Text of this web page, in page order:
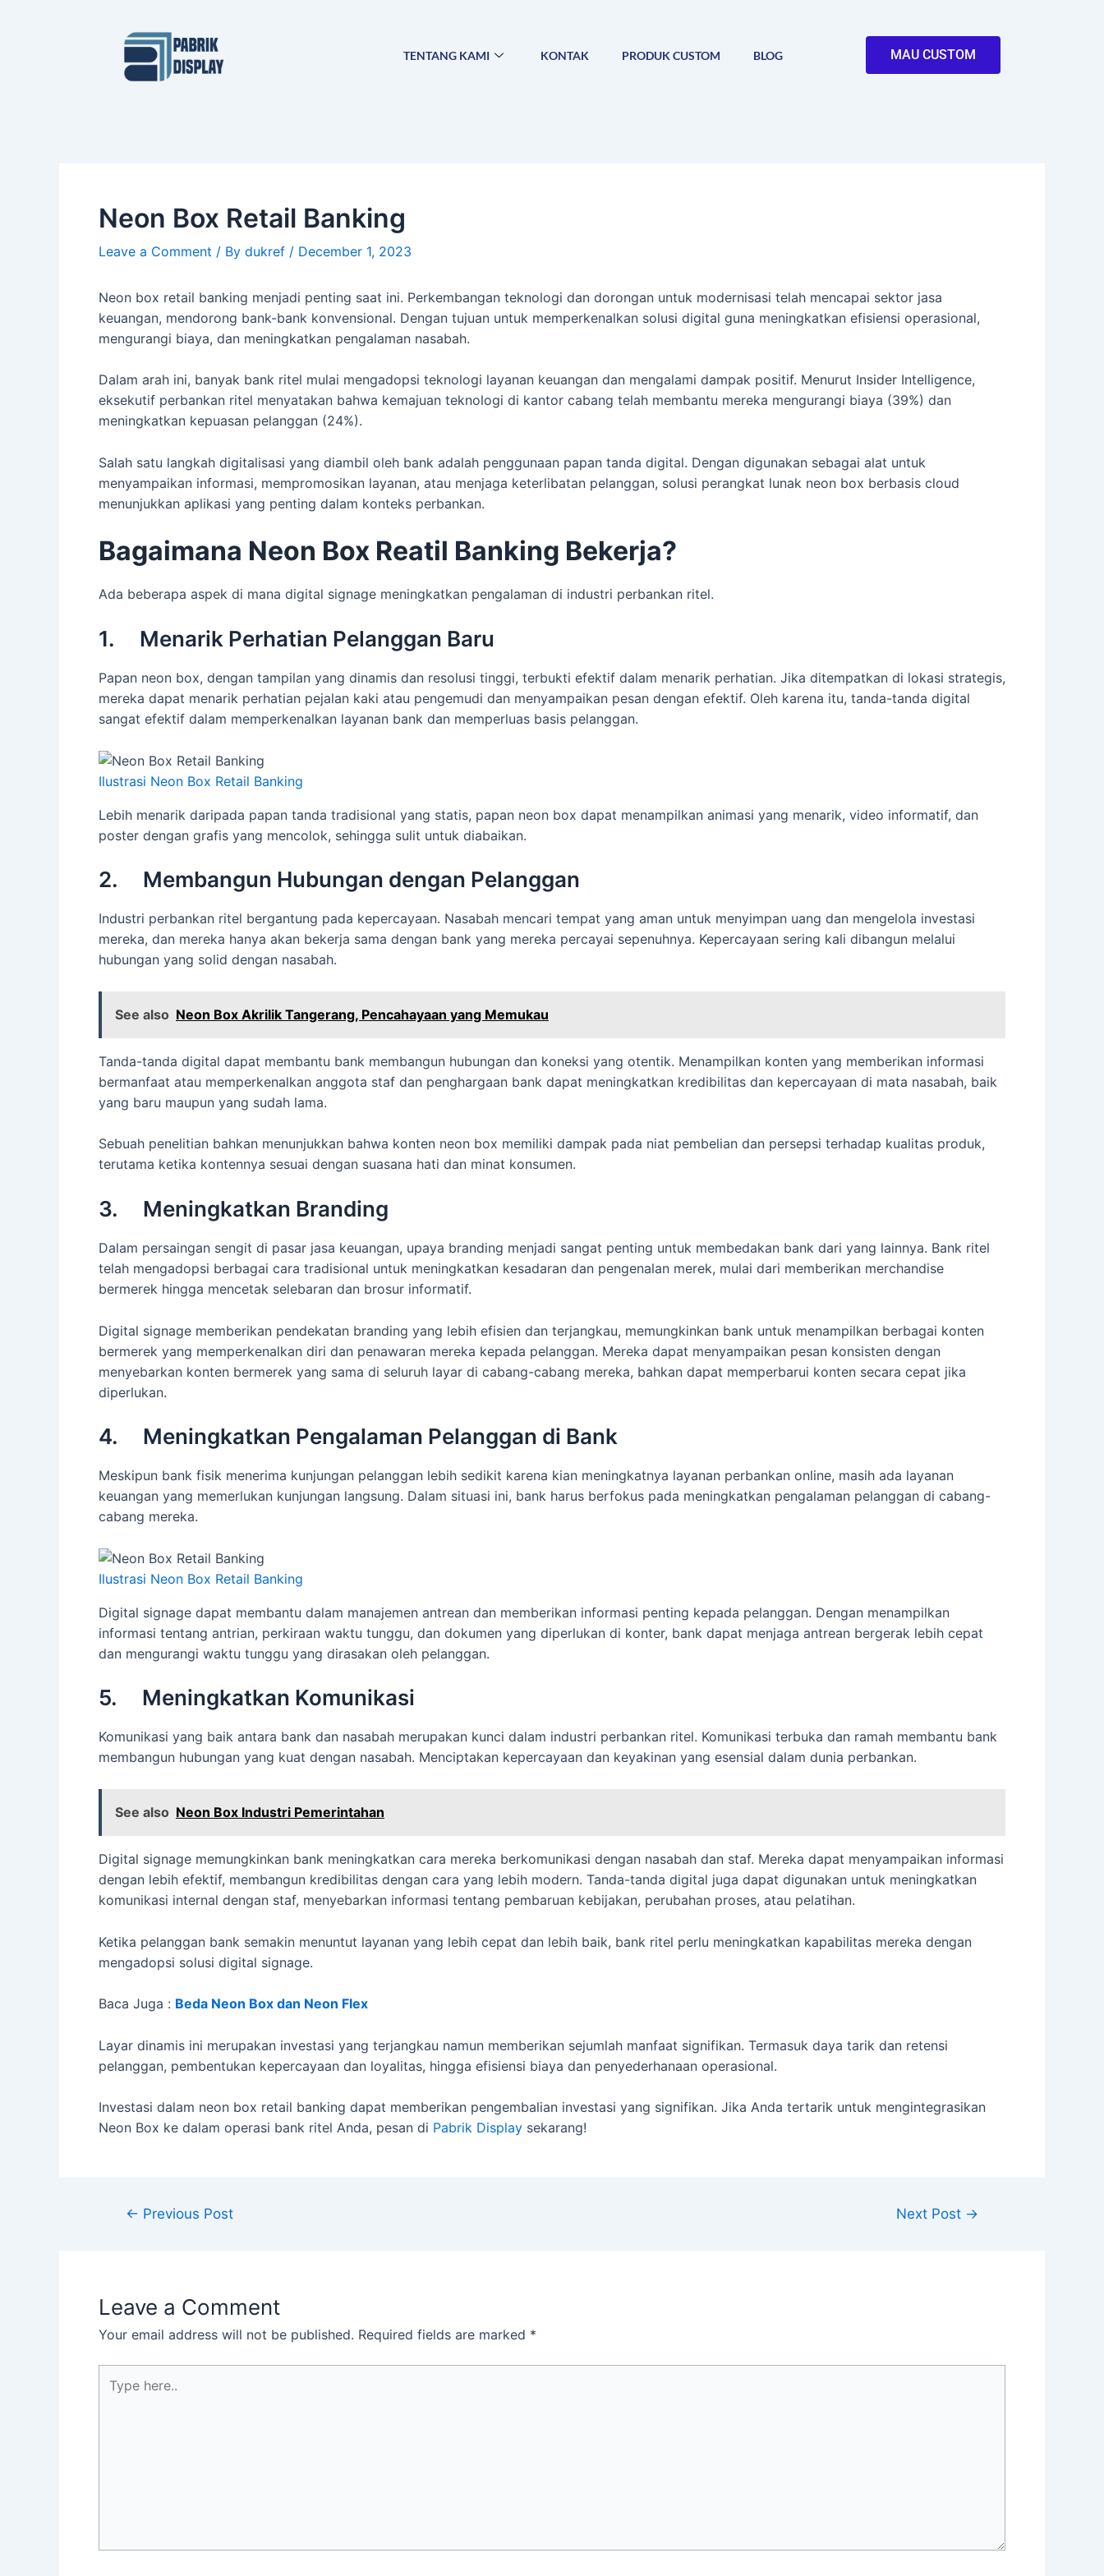
TENTANG KAMI KONTAK PRODUK CUSTOM BLOG MAU CUSTOM
Neon Box Retail Banking
Leave a Comment / By dukref / December 1, 2023
Neon box retail banking menjadi penting saat ini. Perkembangan teknologi dan dorongan untuk modernisasi telah mencapai sektor jasa
keuangan, mendorong bank-bank konvensional. Dengan tujuan untuk memperkenalkan solusi digital guna meningkatkan efisiensi operasional,
mengurangi biaya, dan meningkatkan pengalaman nasabah.
Dalam arah ini, banyak bank ritel mulai mengadopsi teknologi layanan keuangan dan mengalami dampak positif. Menurut Insider Intelligence,
eksekutif perbankan ritel menyatakan bahwa kemajuan teknologi di kantor cabang telah membantu mereka mengurangi biaya (39%) dan
meningkatkan kepuasan pelanggan (24%).
Salah satu langkah digitalisasi yang diambil oleh bank adalah penggunaan papan tanda digital. Dengan digunakan sebagai alat untuk
menyampaikan informasi, mempromosikan layanan, atau menjaga keterlibatan pelanggan, solusi perangkat lunak neon box berbasis cloud
menunjukkan aplikasi yang penting dalam konteks perbankan.
Bagaimana Neon Box Reatil Banking Bekerja?
Ada beberapa aspek di mana digital signage meningkatkan pengalaman di industri perbankan ritel.
1. Menarik Perhatian Pelanggan Baru
Papan neon box, dengan tampilan yang dinamis dan resolusi tinggi, terbukti efektif dalam menarik perhatian. Jika ditempatkan di lokasi strategis,
mereka dapat menarik perhatian pejalan kaki atau pengemudi dan menyampaikan pesan dengan efektif. Oleh karena itu, tanda-tanda digital
sangat efektif dalam memperkenalkan layanan bank dan memperluas basis pelanggan.
Ilustrasi Neon Box Retail Banking
Lebih menarik daripada papan tanda tradisional yang statis, papan neon box dapat menampilkan animasi yang menarik, video informatif, dan
poster dengan grafis yang mencolok, sehingga sulit untuk diabaikan.
2. Membangun Hubungan dengan Pelanggan
Industri perbankan ritel bergantung pada kepercayaan. Nasabah mencari tempat yang aman untuk menyimpan uang dan mengelola investasi
mereka, dan mereka hanya akan bekerja sama dengan bank yang mereka percayai sepenuhnya. Kepercayaan sering kali dibangun melalui
hubungan yang solid dengan nasabah.
See also Neon Box Akrilik Tangerang, Pencahayaan yang Memukau
Tanda-tanda digital dapat membantu bank membangun hubungan dan koneksi yang otentik. Menampilkan konten yang memberikan informasi
bermanfaat atau memperkenalkan anggota staf dan penghargaan bank dapat meningkatkan kredibilitas dan kepercayaan di mata nasabah, baik
yang baru maupun yang sudah lama.
Sebuah penelitian bahkan menunjukkan bahwa konten neon box memiliki dampak pada niat pembelian dan persepsi terhadap kualitas produk,
terutama ketika kontennya sesuai dengan suasana hati dan minat konsumen.
3. Meningkatkan Branding
Dalam persaingan sengit di pasar jasa keuangan, upaya branding menjadi sangat penting untuk membedakan bank dari yang lainnya. Bank ritel
telah mengadopsi berbagai cara tradisional untuk meningkatkan kesadaran dan pengenalan merek, mulai dari memberikan merchandise
bermerek hingga mencetak selebaran dan brosur informatif.
Digital signage memberikan pendekatan branding yang lebih efisien dan terjangkau, memungkinkan bank untuk menampilkan berbagai konten
bermerek yang memperkenalkan diri dan penawaran mereka kepada pelanggan. Mereka dapat menyampaikan pesan konsisten dengan
menyebarkan konten bermerek yang sama di seluruh layar di cabang-cabang mereka, bahkan dapat memperbarui konten secara cepat jika
diperlukan.
4. Meningkatkan Pengalaman Pelanggan di Bank
Meskipun bank fisik menerima kunjungan pelanggan lebih sedikit karena kian meningkatnya layanan perbankan online, masih ada layanan
keuangan yang memerlukan kunjungan langsung. Dalam situasi ini, bank harus berfokus pada meningkatkan pengalaman pelanggan di cabang-
cabang mereka.
Ilustrasi Neon Box Retail Banking
Digital signage dapat membantu dalam manajemen antrean dan memberikan informasi penting kepada pelanggan. Dengan menampilkan
informasi tentang antrian, perkiraan waktu tunggu, dan dokumen yang diperlukan di konter, bank dapat menjaga antrean bergerak lebih cepat
dan mengurangi waktu tunggu yang dirasakan oleh pelanggan.
5. Meningkatkan Komunikasi
Komunikasi yang baik antara bank dan nasabah merupakan kunci dalam industri perbankan ritel. Komunikasi terbuka dan ramah membantu bank
membangun hubungan yang kuat dengan nasabah. Menciptakan kepercayaan dan keyakinan yang esensial dalam dunia perbankan.
See also Neon Box Industri Pemerintahan
Digital signage memungkinkan bank meningkatkan cara mereka berkomunikasi dengan nasabah dan staf. Mereka dapat menyampaikan informasi
dengan lebih efektif, membangun kredibilitas dengan cara yang lebih modern. Tanda-tanda digital juga dapat digunakan untuk meningkatkan
komunikasi internal dengan staf, menyebarkan informasi tentang pembaruan kebijakan, perubahan proses, atau pelatihan.
Ketika pelanggan bank semakin menuntut layanan yang lebih cepat dan lebih baik, bank ritel perlu meningkatkan kapabilitas mereka dengan
mengadopsi solusi digital signage.
Baca Juga : Beda Neon Box dan Neon Flex
Layar dinamis ini merupakan investasi yang terjangkau namun memberikan sejumlah manfaat signifikan. Termasuk daya tarik dan retensi
pelanggan, pembentukan kepercayaan dan loyalitas, hingga efisiensi biaya dan penyederhanaan operasional.
Investasi dalam neon box retail banking dapat memberikan pengembalian investasi yang signifikan. Jika Anda tertarik untuk mengintegrasikan
Neon Box ke dalam operasi bank ritel Anda, pesan di Pabrik Display sekarang!
navigation
← Previous Post Next Post →
Leave a Comment
Your email address will not be published. Required fields are marked *
here..